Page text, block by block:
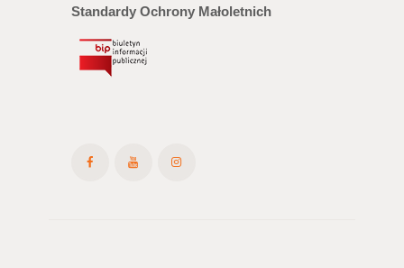
Standardy Ochrony Małoletnich